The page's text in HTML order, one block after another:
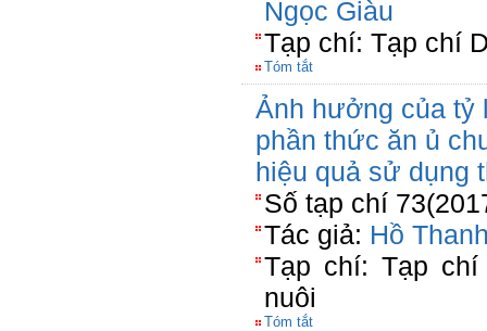
Ngọc Giàu
Tạp chí: Tạp chí
Tóm tắt
Ảnh hưởng của tỷ
phần thức ăn ủ
hiệu quả sử dụng
Số tạp chí
Tác giả: Hồ
Tạp chí: Tạp chí
nuôi
Tóm tắt